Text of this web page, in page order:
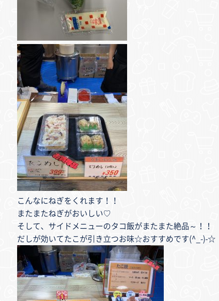
こんなにねぎをくれます！！
またまたねぎがおいしい♡
そして、サイドメニューのタコ飯がまたまた絶品～！！
だしが効いてたこが引き立つお味☆おすすめです(^_-)-☆